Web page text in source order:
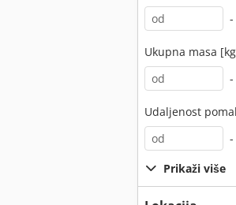
-
Ukupna masa
-
Udaljenost
-
Prikaži više
Biesse Rover